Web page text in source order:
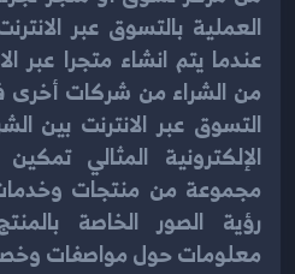
العملية بالتسوق عبر
عندما يتم انشاء متجرا عبر
من الشراء من شركات أخرى
التسوق عبر الانترنت بين
الإلكترونية المثالي
مجموعة من منتجات
رؤية الصور الخاصة
معلومات حول مواصفات